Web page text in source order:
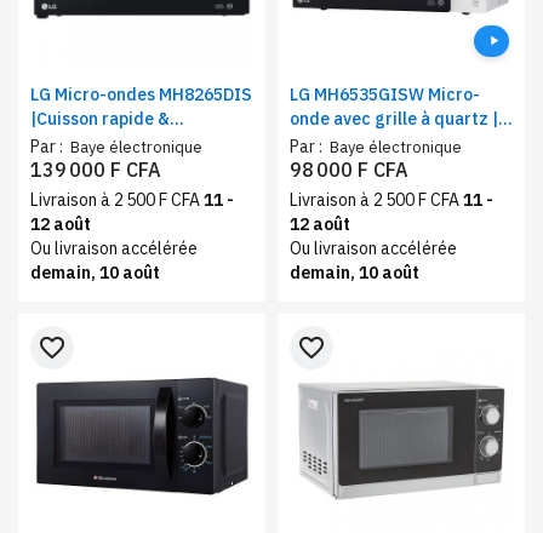
LG Micro-ondes MH8265DIS
|Cuisson rapide &
Réchauffage uniforme |
Capacité 42 Litres, Couleur
noir
Par : Baye électronique
139 000 F CFA
Livraison à 2 500 F CFA11 -
12 août
Ou livraison accélérée
demain, 10 août
LG MH6535GISW Micro-
onde avec grille à quartz |
Technologie Smart Inverter
| capacité de 25 litres
Par : Baye électronique
98 000 F CFA
Livraison à 2 500 F CFA11 -
12 août
Ou livraison accélérée
demain, 10 août
favorite_border favorite_border